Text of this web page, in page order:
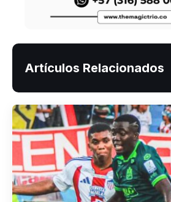
Artículos Relacionados